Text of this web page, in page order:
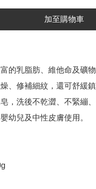
加至購物車
的乳脂肪、維他命及礦
、修補細紋，還可舒緩
，洗後不乾澀、不緊繃
幼兒及中性皮膚使用。